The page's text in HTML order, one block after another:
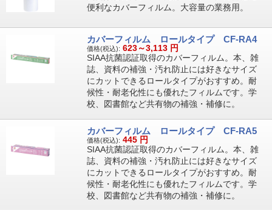
便利なカバーフィルム。大容量の業務用。
カバーフィルム ロールタイプ CF-RA4
価格(税込): 623～3,113 円
SIAA抗菌認証取得のカバーフィルム。本、雑
誌、資料の補強・汚れ防止には好きなサイズ
にカットできるロールタイプがおすすめ。耐
候性・耐老化性にも優れたフィルムです。学
校、図書館など共有物の補強・補修に。
カバーフィルム ロールタイプ CF-RA5
価格(税込): 445 円
SIAA抗菌認証取得のカバーフィルム。本、雑
誌、資料の補強・汚れ防止には好きなサイズ
にカットできるロールタイプがおすすめ。耐
候性・耐老化性にも優れたフィルムです。学
校、図書館など共有物の補強・補修に。